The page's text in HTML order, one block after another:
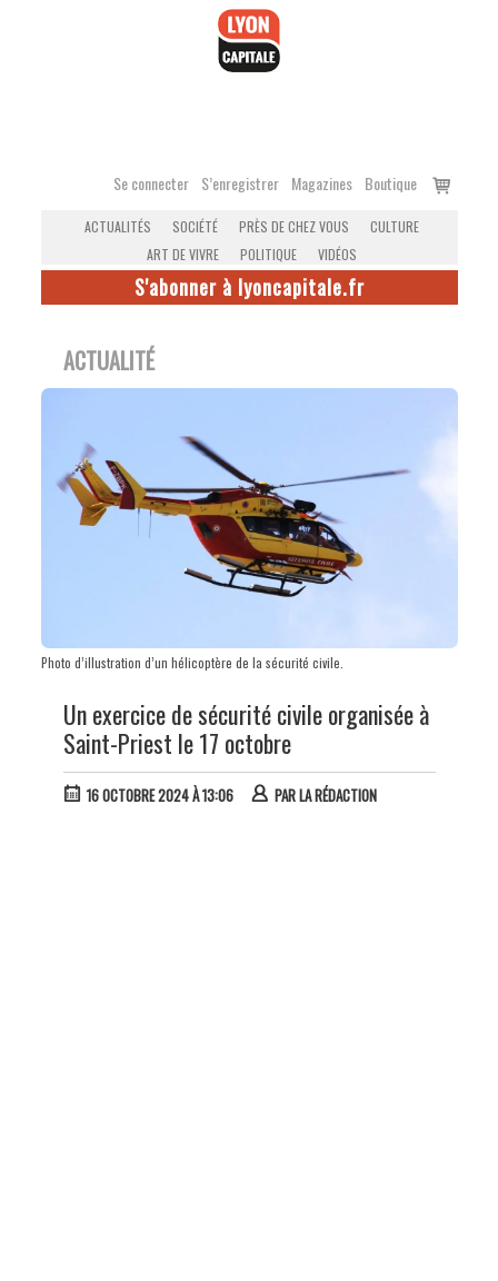
Se connecter S’enregistrer Magazines Boutique
Voir
ACTUALITÉS SOCIÉTÉ PRÈS DE CHEZ VOUS
CULTURE
ART DE VIVRE
POLITIQUE VIDÉOS
S'abonner à lyoncapitale.fr
ACTUALITÉ
Photo d’illustration d’un hélicoptère de la sécurité civile.
Un exercice de sécurité civile organisée à
Saint-Priest le 17 octobre
16 OCTOBRE 2024 À 13:06 PARLA RÉDACTION